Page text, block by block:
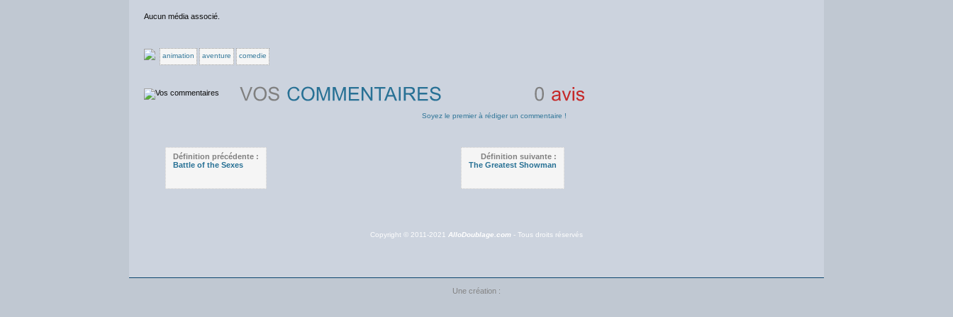
Aucun média associé.
animation aventure comedie
Soyez le premier à rédiger un commentaire !
Définition précédente :
Battle of the Sexes
Définition suivante :
The Greatest Showman
Copyright © 2011-2021 AlloDoublage.com - Tous droits réservés
Une création :